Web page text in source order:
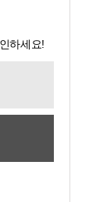
하세요!